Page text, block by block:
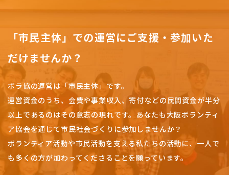
「市民主体」での運営にご支援・参加いた
だけませんか？
ボラ協の運営は「市民主体」です。
運営資金のうち、会費や事業収入、寄付などの民間資金が半分
以上であるのはその意志の現れです。 あなたも大阪ボランティ
ア協会を通じて市民社会づくりに参加しませんか？
ボランティア活動や市民活動を支える私たちの活動に、一人で
も多くの方が加わってくださることを願っています。